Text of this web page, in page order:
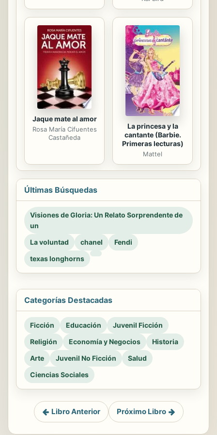
Jaque mate al amor
Rosa María Cifuentes
Castañeda
La princesa y la
cantante (Barbie.
Primeras lecturas)
Mattel
Últimas Búsquedas
Visiones de Gloria: Un Relato Sorprendente de
un
La voluntad
chanel
Fendi
texas longhorns
Categorías Destacadas
Ficción Educación
Juvenil Ficción
Religión
Economía y Negocios
Historia
Arte
Juvenil No Ficción
Salud
Ciencias Sociales
Libro Anterior Próximo Libro